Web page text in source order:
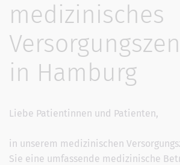
medizinisches
in Hamburg
Liebe Patientinnen und Patienten,
in unserem medizinischen
Sie eine umfassende medizinische